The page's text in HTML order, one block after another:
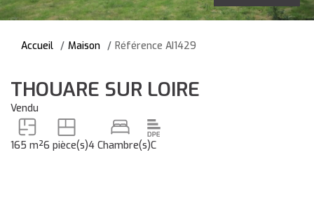
Accueil Maison Référence AI1429
THOUARE SUR LOIRE
Vendu
165 m²6 pièce(s)4 Chambre(s)C